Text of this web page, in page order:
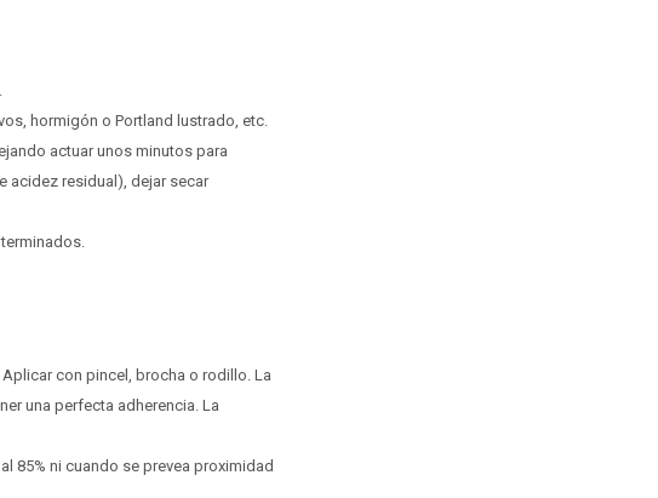
hormigón o Portland lustrado, etc.
actuar unos minutos para
acidez residual), dejar secar
con pincel, brocha o rodillo. La
una perfecta adherencia. La
85% ni cuando se prevea proximidad